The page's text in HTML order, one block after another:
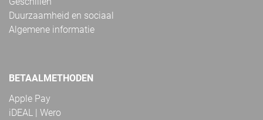
Duurzaamheid en sociaal
Algemene informatie
BETAALMETHODEN
Apple Pay
iDEAL | Wero